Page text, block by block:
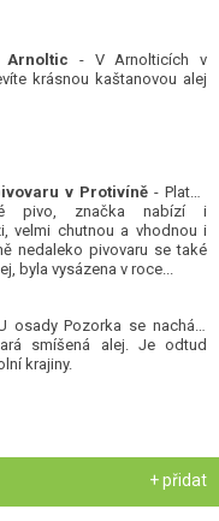
Arnoltic - V Arnolticích v
krásnou kaštanovou alej
v Protivíně - Platan
pivo, značka nabízí i
velmi chutnou a vhodnou i
nedaleko pivovaru se také
byla vysázena v roce...
osady Pozorka se nachází
smíšená alej. Je odtud
krajiny.
+ přidat